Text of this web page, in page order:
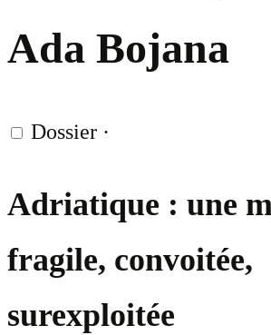
Ada Bojana
Dossier ·
Adriatique : une
fragile, convoitée,
surexploitée